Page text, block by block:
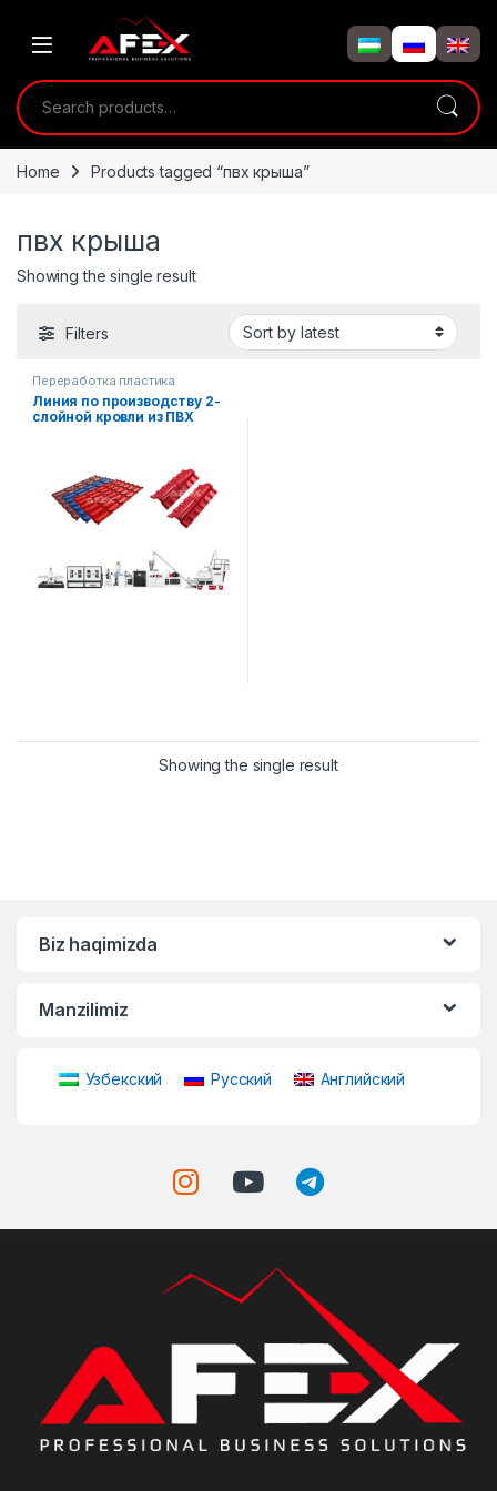
Search for:
Home Products tagged “пвх крыша”
пвх крыша
Showing the single result
Filters
Переработка пластика
Линия по производству 2-
слойной кровли из ПВХ
Showing the single result
Biz haqimizda
Manzilimiz
Узбекский Русский Английский